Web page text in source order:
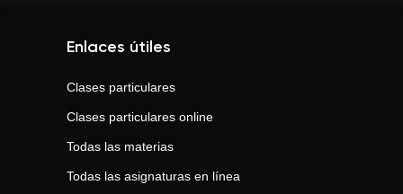
Enlaces útiles
Clases particulares
Clases particulares online
Todas las materias
Todas las asignaturas en línea